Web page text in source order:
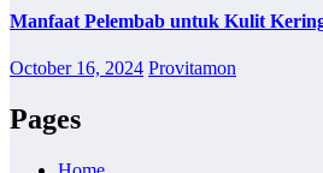
Manfaat Pelembab untuk Kulit
October 16, 2024 Provitamon
Pages